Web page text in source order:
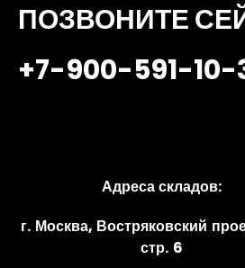
ПОЗВОНИТЕ
+7-900-591-10-
Адреса складов:
г. Москва, Востряковский
стр. 6